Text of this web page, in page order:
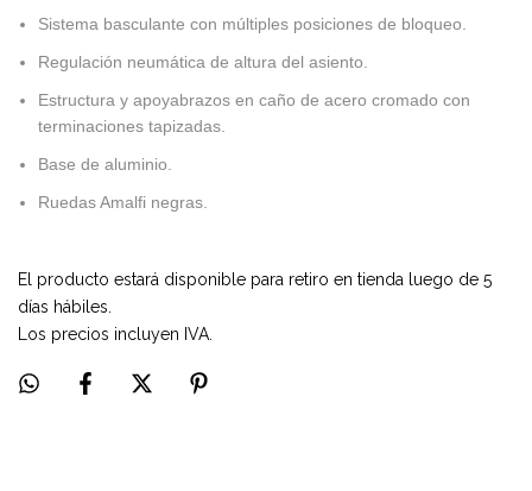
Sistema basculante con múltiples posiciones de bloqueo.
Regulación neumática de altura del asiento.
Estructura y apoyabrazos en caño de acero cromado con
terminaciones tapizadas.
Base de aluminio.
Ruedas Amalfi negras.
El producto estará disponible para retiro en tienda luego de 5
días hábiles.
Los precios incluyen IVA.